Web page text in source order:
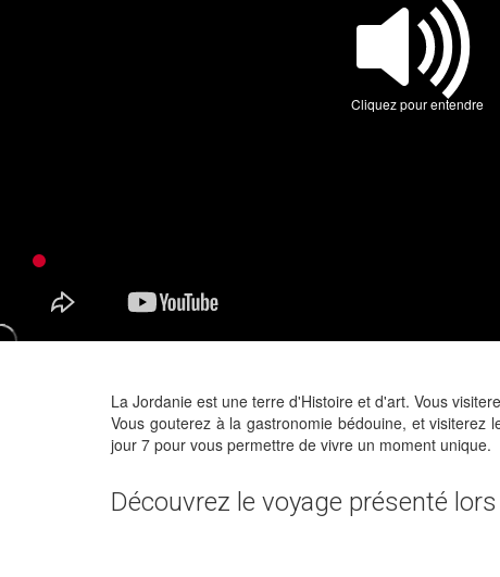
Cliquez pour entendre
La Jordanie est une terre d'Histoire et d'art. Vous
Vous gouterez à la gastronomie bédouine, et visiterez
jour 7 pour vous permettre de vivre un moment unique.
Découvrez le voyage présenté